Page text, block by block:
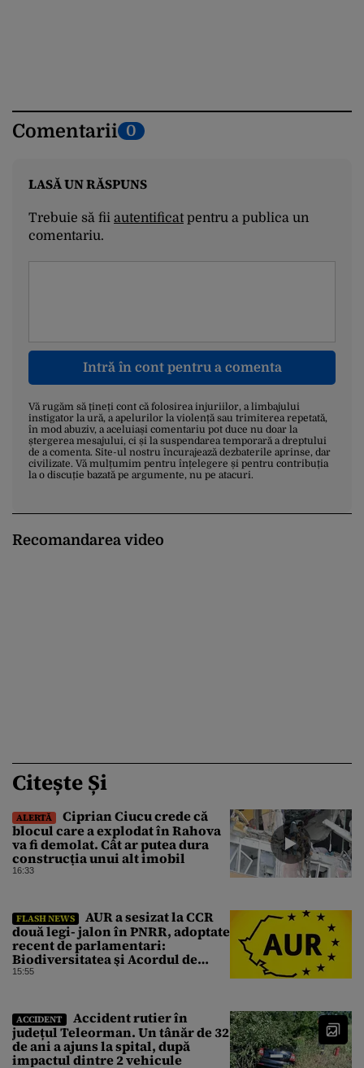
Comentarii 0
LASĂ UN RĂSPUNS
Trebuie să fii autentificatpentru a publica un
comentariu.
Intră în cont pentru a comenta
Vă rugăm să țineți cont că folosirea injuriilor, a limbajului
instigator la ură, a apelurilor la violență sau trimiterea repetată,
în mod abuziv, a aceluiași comentariu pot duce nu doar la
ștergerea mesajului, ci și la suspendarea temporară a dreptului
de a comenta. Site-ul nostru încurajează dezbaterile aprinse, dar
civilizate. Vă mulțumim pentru înțelegere și pentru contribuția
la o discuție bazată pe argumente, nu pe atacuri.
Recomandarea video
Citește Și
ALERTĂ
Ciprian Ciucu crede că
blocul care a explodat în Rahova
va fi demolat. Cât ar putea dura
construcția unui alt imobil
16:33
FLASH NEWS
AUR a sesizat la CCR
două legi- jalon în PNRR, adoptate
recent de parlamentari:
Biodiversitatea şi Acordul de
împrumut cu BIRD
15:55
ACCIDENT
Accident rutier în
județul Teleorman. Un tânăr de 32
de ani a ajuns la spital, după
impactul dintre 2 vehicule